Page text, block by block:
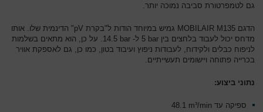
גם לטמפרטורת סביבה נמוכה יותר.
הדגם MOBILAIR M135 גמיש במיוחד הודות ל"בקרת pV" הדינמית שלו. אותו
מדחס יכול לעבוד בלחצים בין 5‎ bar ל- 14.5‎ bar. על כן, הוא מתאים בשלמות
לניפוח כבלים ולקידוח, לעבודות ניפוץ ועיבוד בטון, כמו כן, גם לאספקת אוויר
בכרייה פתוחה ויישומים תעשייתיים.
נתוני ביצוע:
ספיקה עד 48.1‎ m³/min